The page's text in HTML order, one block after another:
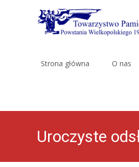
Strona główna O nas
Uroczyste